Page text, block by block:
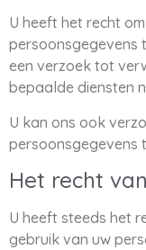
U heeft het recht
persoonsgegevens
een verzoek tot
bepaalde diensten
U kan ons ook
persoonsgegevens
Het recht
U heeft steeds het
gebruik van uw